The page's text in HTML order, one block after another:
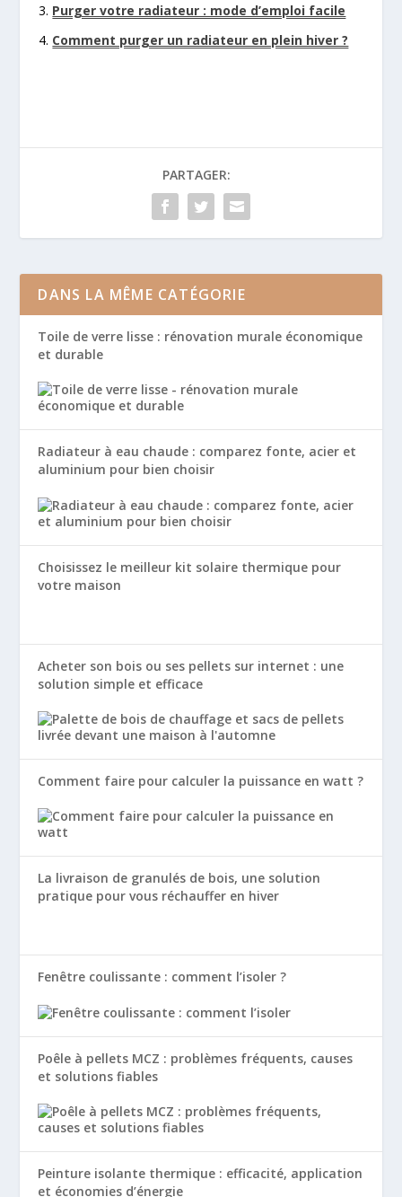
Purger votre radiateur : mode d’emploi facile
Comment purger un radiateur en plein hiver ?
PARTAGER:
DANS LA MÊME CATÉGORIE
Toile de verre lisse : rénovation murale économique
et durable
Radiateur à eau chaude : comparez fonte, acier et
aluminium pour bien choisir
Choisissez le meilleur kit solaire thermique pour
votre maison
Acheter son bois ou ses pellets sur internet : une
solution simple et efficace
Comment faire pour calculer la puissance en watt ?
La livraison de granulés de bois, une solution
pratique pour vous réchauffer en hiver
Fenêtre coulissante : comment l’isoler ?
Poêle à pellets MCZ : problèmes fréquents, causes
et solutions fiables
Peinture isolante thermique : efficacité, application
et économies d’énergie